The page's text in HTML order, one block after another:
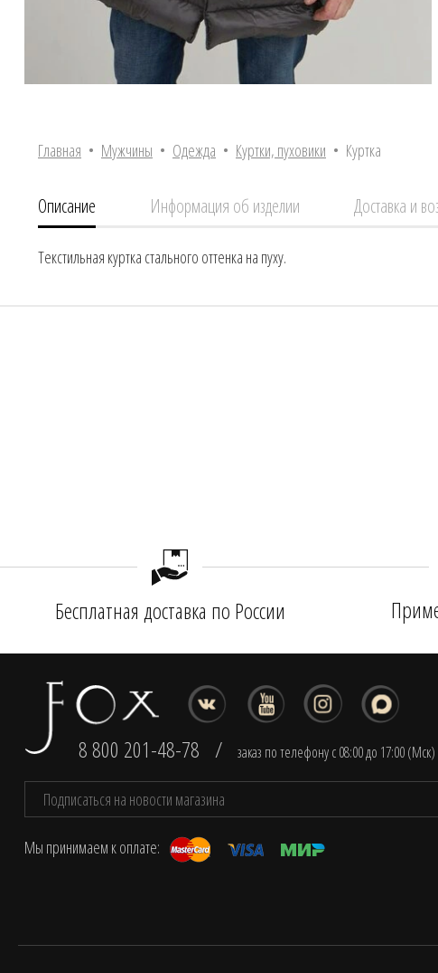
Главная • Мужчины • Одежда • Куртки, пуховики • Куртка
Описание Информация об изделии Доставка и
Текстильная куртка стального оттенка на пуху.
Бесплатная доставка по России
8 800 201-48-78 / заказ по телефону с 08:00 до 17:00 (Мск)
Мы принимаем к оплате: